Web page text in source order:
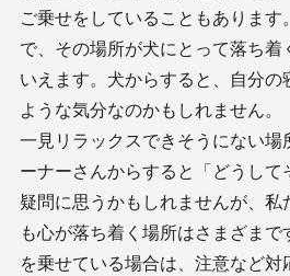
ご乗せをしていることもありま
で、その場所が犬にとって落ち着
いえます。犬からすると、自分の
ような気分なのかもしれません。
一見リラックスできそうにない場
ーナーさんからすると「どうして
疑問に思うかもしれませんが、私
も心が落ち着く場所はさまざま
を乗せている場合は、注意など